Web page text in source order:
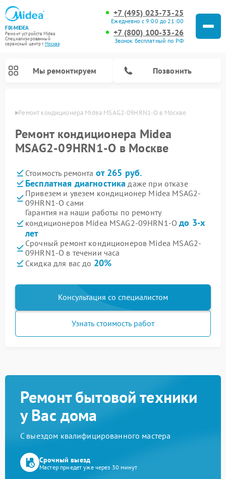
FIX-MIDEA
Ремонт устройств Midea
Специализированный
cервисный центр г.Москва
+7 (495) 023-73-25
Ежедневно с 9:00 до 21:00
+7 (800) 100-33-26
Звонок бесплатный по РФ
Мы ремонтируем Позвонить
Ремонт кондиционера Midea MSAG2-09HRN1-O в Москве
Ремонт кондиционера Midea
MSAG2-09HRN1-O в Москве
Стоимость ремонта от 265 руб.
Бесплатная диагностика даже при отказе
Привезем и увезем кондиционер Midea MSAG2-
09HRN1-O сами
Гарантия на наши работы по ремонту
кондиционеров Midea MSAG2-09HRN1-Oдо 3-х
лет
Срочный ремонт кондиционеров Midea MSAG2-
09HRN1-O в течении часа
Скидка для вас до 20%
Консультация со специалистом
Узнать стоимость работ
Ремонт бытовой техники
у Вас дома
С выездом квалифицированного мастера
Срочный выезд
Мастер приедет уже через 30 минут